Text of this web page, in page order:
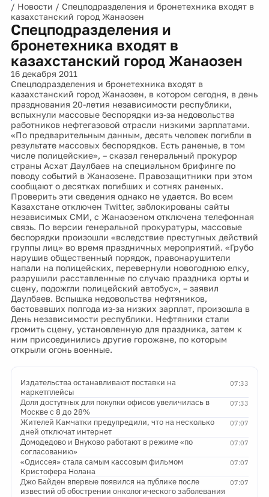
/ Новости / Спецподразделения и бронетехника входят в
казахстанский город Жанаозен
Спецподразделения и
бронетехника входят в
казахстанский город Жанаозен
16 декабря 2011
Спецподразделения и бронетехника входят в
казахстанский город Жанаозен, в котором сегодня, в день
празднования 20-летия независимости республики,
вспыхнули массовые беспорядки из-за недовольства
работников нефтегазовой отрасли низкими зарплатами.
«По предварительным данным, десять человек погибли в
результате массовых беспорядков. Есть раненые, в том
числе полицейские», – сказал генеральный прокурор
страны Асхат Даулбаев на специальном брифинге по
поводу событий в Жанаозене. Правозащитники при этом
сообщают о десятках погибших и сотнях раненых.
Проверить эти сведения однако не удается. Во всем
Казахстане отключен Twitter, заблокированы сайты
независимых СМИ, с Жанаозеном отключена телефонная
связь. По версии генеральной прокуратуры, массовые
беспорядки произошли «вследствие преступных действий
группы лиц» во время праздничных мероприятий. «Грубо
нарушив общественный порядок, правонарушители
напали на полицейских, перевернули новогоднюю елку,
разрушили расставленные по случаю праздника юрты и
сцену, подожгли полицейский автобус», – заявил
Даулбаев. Вспышка недовольства нефтяников,
бастовавших полгода из-за низких зарплат, произошла в
День независимости республики. Нефтяники стали
громить сцену, установленную для праздника, затем к
ним присоединились другие горожане, по которым
открыли огонь военные.
07:33
Издательства останавливают поставки на
маркетплейсы
07:33
Доля доступных для покупки офисов увеличилась в
Москве с 8 до 28%
07:07
Жителей Камчатки предупредили, что на несколько
дней отключат интернет
07:07
Домодедово и Внуково работают в режиме «по
согласованию»
07:07
«Одиссея» стала самым кассовым фильмом
Кристофера Нолана
07:07
Джо Байден впервые появился на публике после
известий об обострении онкологического заболевания